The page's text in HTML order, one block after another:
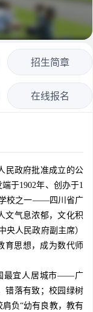
招生简章
在线报名
政府批准成立的公
于1902年、创办于1
学校之一——四川省广
文气息浓郁，文化积
央人民政府副主席）
育思想，成为数代师
最宜人居城市——广
错落有致；校园绿树
负“幼有良教，教有